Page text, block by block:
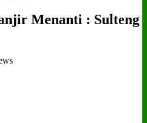
Menanti : Sulteng